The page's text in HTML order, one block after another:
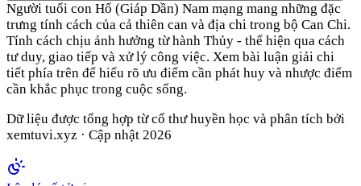
Người tuổi con Hổ (Giáp Dần) Nam mạng mang những đặc
trưng tính cách của cả thiên can và địa chi trong bộ Can Chi.
Tính cách chịu ảnh hưởng từ hành Thủy - thể hiện qua cách
tư duy, giao tiếp và xử lý công việc. Xem bài luận giải chi
tiết phía trên để hiểu rõ ưu điểm cần phát huy và nhược điểm
cần khắc phục trong cuộc sống.
Dữ liệu được tổng hợp từ cổ thư huyền học và phân tích bởi
xemtuvi.xyz · Cập nhật 2026